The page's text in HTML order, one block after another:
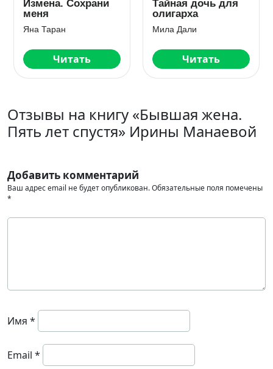
Измена. Сохрани
меня
Яна Таран
Читать
Тайная дочь для
олигарха
Мила Дали
Читать
Отзывы на книгу «Бывшая жена.
Пять лет спустя» Ирины Манаевой
Добавить комментарий
Ваш адрес email не будет опубликован.Обязательные поля помечены
*
Имя *
Email *